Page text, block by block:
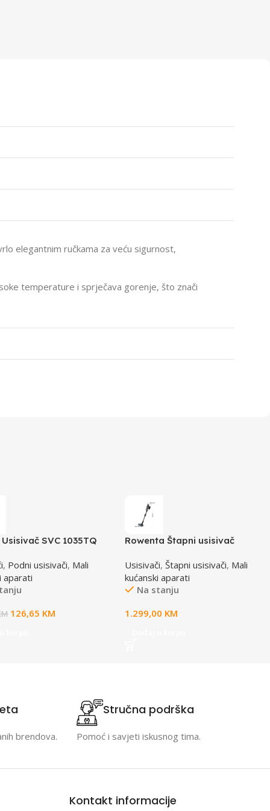
elegantnim ručkama za veću sigurnost,
temperature i sprječava gorenje, što znači
SVC 1035TQ
, Podni usisivači, Mali
aparati
126,65 KM
Rowenta Štapni usisivač
Usisivači, Štapni usisivači, Mali
kućanski aparati
Na stanju
1.299,00 KM
brendova.
Stručna podrška
Pomoć i savjeti iskusnog tima.
Kontakt informacije